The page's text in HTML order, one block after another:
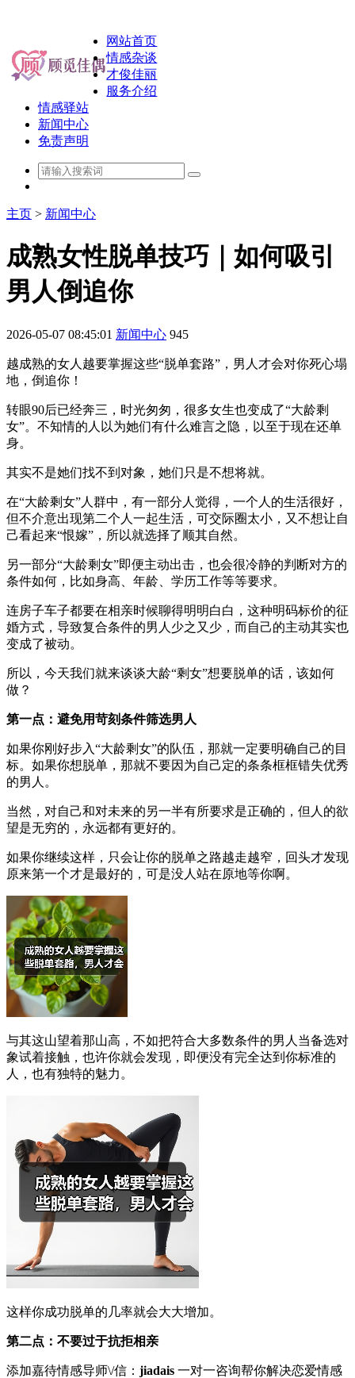
网站首页
情感杂谈
才俊佳丽
服务介绍
情感驿站
新闻中心
免责声明
主页 > 新闻中心
成熟女性脱单技巧｜如何吸引
男人倒追你
2026-05-07 08:45:01 新闻中心 945
越成熟的女人越要掌握这些“脱单套路”，男人才会对你死心塌
地，倒追你！
转眼90后已经奔三，时光匆匆，很多女生也变成了“大龄剩
女”。不知情的人以为她们有什么难言之隐，以至于现在还单
身。
其实不是她们找不到对象，她们只是不想将就。
在“大龄剩女”人群中，有一部分人觉得，一个人的生活很好，
但不介意出现第二个人一起生活，可交际圈太小，又不想让自
己看起来“恨嫁”，所以就选择了顺其自然。
另一部分“大龄剩女”即便主动出击，也会很冷静的判断对方的
条件如何，比如身高、年龄、学历工作等等要求。
连房子车子都要在相亲时候聊得明明白白，这种明码标价的征
婚方式，导致复合条件的男人少之又少，而自己的主动其实也
变成了被动。
所以，今天我们就来谈谈大龄“剩女”想要脱单的话，该如何
做？
第一点：避免用苛刻条件筛选男人
如果你刚好步入“大龄剩女”的队伍，那就一定要明确自己的目
标。如果你想脱单，那就不要因为自己定的条条框框错失优秀
的男人。
当然，对自己和对未来的另一半有所要求是正确的，但人的欲
望是无穷的，永远都有更好的。
如果你继续这样，只会让你的脱单之路越走越窄，回头才发现
原来第一个才是最好的，可是没人站在原地等你啊。
与其这山望着那山高，不如把符合大多数条件的男人当备选对
象试着接触，也许你就会发现，即便没有完全达到你标准的
人，也有独特的魅力。
这样你成功脱单的几率就会大大增加。
第二点：不要过于抗拒相亲
添加嘉待情感导师\/信： jiadais 一对一咨询帮你解决恋爱情感